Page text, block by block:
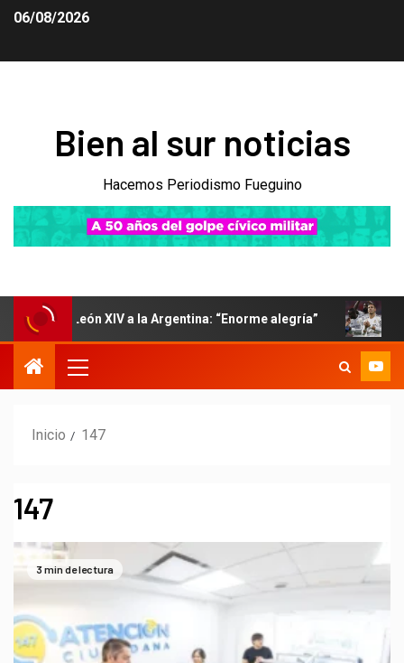
06/08/2026
Bien al sur noticias
Hacemos Periodismo Fueguino
XIV a la Argentina: “Enorme alegría”
Inicio 147
147
3 min de lectura